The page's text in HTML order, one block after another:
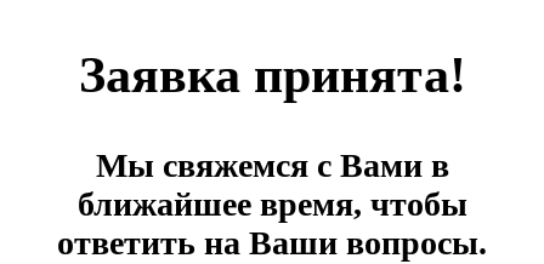
Заявка принята!
Мы свяжемся с Вами в
ближайшее время, чтобы
ответить на Ваши вопросы.